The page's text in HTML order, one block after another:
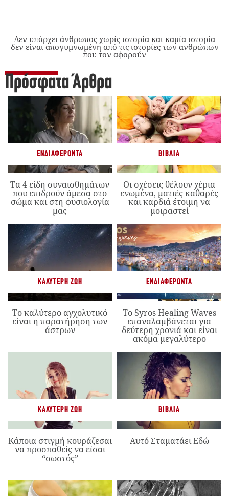
Δεν υπάρχει άνθρωπος χωρίς ιστορία και καμία ιστορία
δεν είναι απογυμνωμένη από τις ιστορίες των ανθρώπων
που τον αφορούν
Πρόσφατα Άρθρα
ΕΝΔΙΑΦΈΡΟΝΤΑ
Τα 4 είδη συναισθημάτων
που επιδρούν άμεσα στο
σώμα και στη φυσιολογία
μας
ΒΙΒΛΊΑ
Οι σχέσεις θέλουν χέρια
ενωμένα, ματιές καθαρές
και καρδιά έτοιμη να
μοιραστεί
ΚΑΛΎΤΕΡΗ ΖΩΉ
Το καλύτερο αγχολυτικό
είναι η παρατήρηση των
άστρων
ΕΝΔΙΑΦΈΡΟΝΤΑ
Το Syros Healing Waves
επαναλαμβάνεται για
δεύτερη χρονιά και είναι
ακόμα μεγαλύτερο
ΚΑΛΎΤΕΡΗ ΖΩΉ
Κάποια στιγμή κουράζεσαι
να προσπαθείς να είσαι
“σωστός”
ΒΙΒΛΊΑ
Αυτό Σταματάει Εδώ